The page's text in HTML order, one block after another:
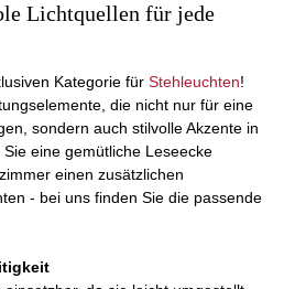
Lichtquellen für jede
Kategorie für Stehleuchten!
die nicht nur für eine
sondern auch stilvolle Akzente in
eine gemütliche Leseecke
einen zusätzlichen
- bei uns finden Sie die passende